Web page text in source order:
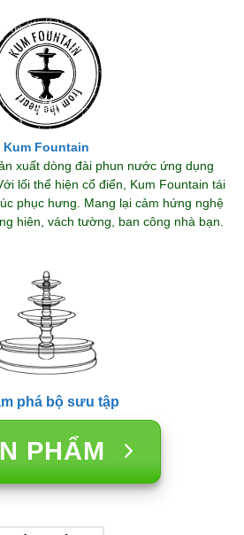
Kum Fountain
xuất dòng đài phun nước ứng dụng
lối thể hiện cổ điển, Kum Fountain tái
phục hưng. Mang lại cảm hứng nghệ
hiên, vách tường, ban công nhà bạn.
phá bộ sưu tập
PHẨM